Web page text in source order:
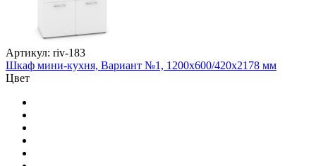
Артикул: riv-183
Шкаф мини-кухня, Вариант №1, 1200х600/420х2178 мм
Цвет